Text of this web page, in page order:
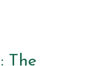
The